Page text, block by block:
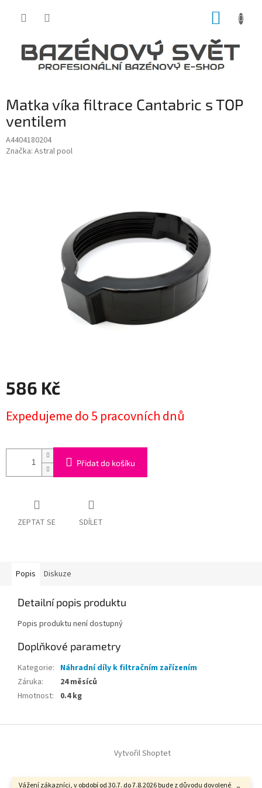
Vážení zákazníci, v období od 30.7. do 7.8.2026 bude z důvodu dovolené
Matka víka filtrace Cantabric s TOP
ventilem
A4404180204
Značka: Astral pool
586 Kč
cena:
Expedujeme do 5 pracovních dnů
Přidat do košíku
ZEPTAT SE SDÍLET
Popis Diskuze
Detailní popis produktu
Popis produktu není dostupný
Doplňkové parametry
Kategorie: Náhradní díly k filtračním zařízením
Záruka:
24 měsíců
Hmotnost: 0.4 kg
Vytvořil Shoptet